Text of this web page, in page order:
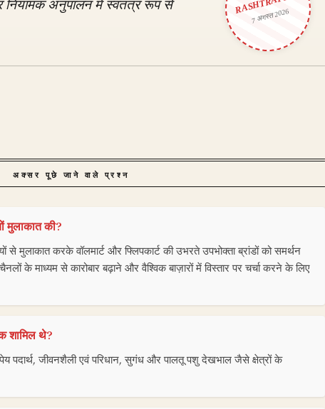
नियामक अनुपालन में स्वतंत्र रूप से
7 अगस्त 2026
अक्सर पूछे जाने वाले प्रश्न
मुलाकात की?
से मुलाकात करके वॉलमार्ट और फ्लिपकार्ट की उभरते उपभोक्ता ब्रांडों को समर्थन
के माध्यम से कारोबार बढ़ाने और वैश्विक बाज़ारों में विस्तार पर चर्चा करने के लिए
शामिल थे?
पदार्थ, जीवनशैली एवं परिधान, सुगंध और पालतू पशु देखभाल जैसे क्षेत्रों के